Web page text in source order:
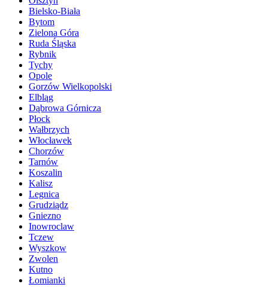
Bielsko-Biała
Bytom
Zielona Góra
Ruda Śląska
Rybnik
Tychy
Opole
Gorzów Wielkopolski
Elbląg
Dąbrowa Górnicza
Płock
Wałbrzych
Włocławek
Chorzów
Tarnów
Koszalin
Kalisz
Legnica
Grudziądz
Gniezno
Inowroclaw
Tczew
Wyszkow
Zwolen
Kutno
Łomianki